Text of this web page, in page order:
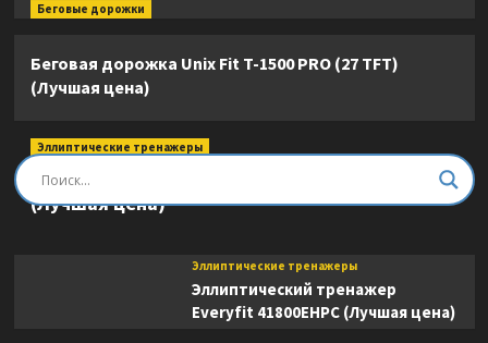
Беговые дорожки
Беговая дорожка Unix Fit T-1500 PRO (27 TFT)
(Лучшая цена)
Эллиптические тренажеры
Эллиптический тренажер DFC E8745T
(Лучшая цена)
Эллиптические тренажеры
Эллиптический тренажер
Everyfit 41800EHPC (Лучшая цена)